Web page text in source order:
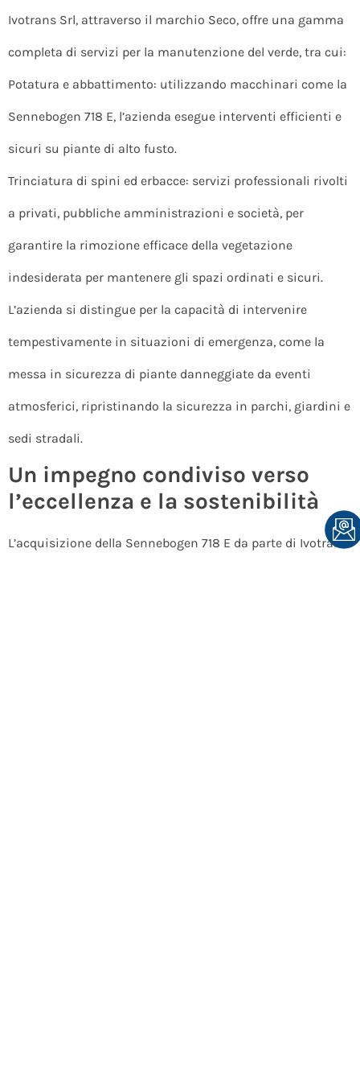
Ivotrans Srl, attraverso il marchio Seco, offre una gamma
completa di servizi per la manutenzione del verde, tra cui:
Potatura e abbattimento: utilizzando macchinari come la
Sennebogen 718 E, l’azienda esegue interventi efficienti e
sicuri su piante di alto fusto.
Trinciatura di spini ed erbacce: servizi professionali rivolti
a privati, pubbliche amministrazioni e società, per
garantire la rimozione efficace della vegetazione
indesiderata per mantenere gli spazi ordinati e sicuri.
L’azienda si distingue per la capacità di intervenire
tempestivamente in situazioni di emergenza, come la
messa in sicurezza di piante danneggiate da eventi
atmosferici, ripristinando la sicurezza in parchi, giardini e
sedi stradali.
Un impegno condiviso verso
l’eccellenza e la sostenibilità
L’acquisizione della Sennebogen 718 E da parte di Ivotrans